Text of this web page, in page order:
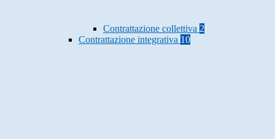
Contrattazione collettiva 2
Contrattazione integrativa 10